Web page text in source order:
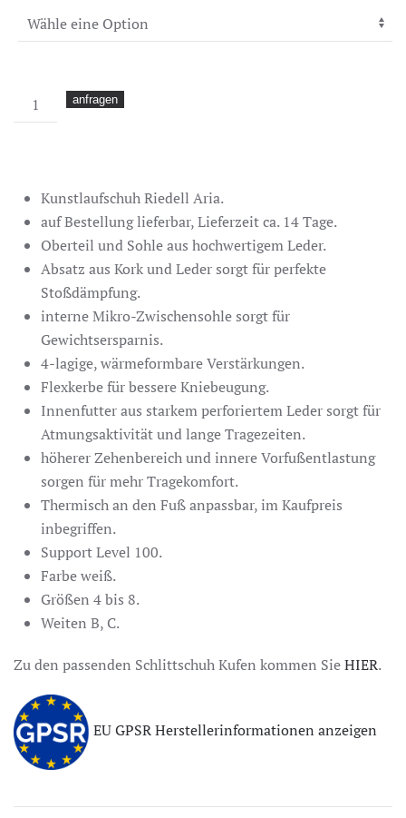
Riedell
Aria
anfragen
Kunstlaufschuh Riedell Aria.
auf Bestellung lieferbar, Lieferzeit ca. 14 Tage.
Oberteil und Sohle aus hochwertigem Leder.
Absatz aus Kork und Leder sorgt für perfekte
Stoßdämpfung.
interne Mikro-Zwischensohle sorgt für
Gewichtsersparnis.
4-lagige, wärmeformbare Verstärkungen.
Flexkerbe für bessere Kniebeugung.
Innenfutter aus starkem perforiertem Leder sorgt für
Atmungsaktivität und lange Tragezeiten.
höherer Zehenbereich und innere Vorfußentlastung
sorgen für mehr Tragekomfort.
Thermisch an den Fuß anpassbar, im Kaufpreis
inbegriffen.
Support Level 100.
Farbe weiß.
Größen 4 bis 8.
Weiten B, C.
Zu den passenden Schlittschuh Kufen kommen SieHIER.
EU GPSR Herstellerinformationen anzeigen